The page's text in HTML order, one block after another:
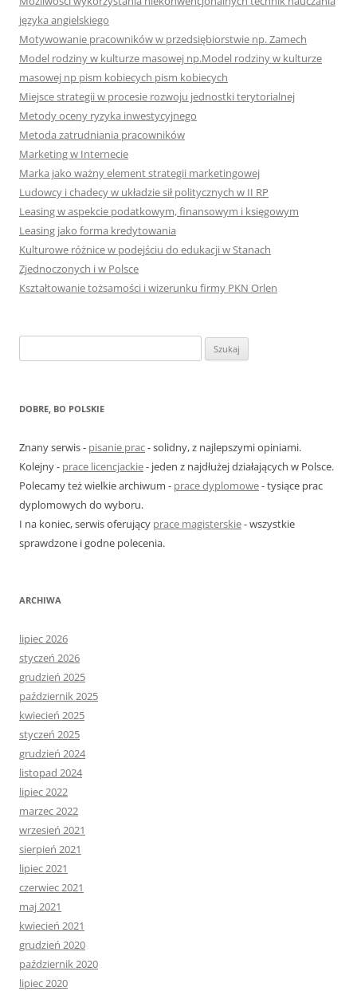
języka angielskiego
Motywowanie pracowników w przedsiębiorstwie np. Zamech
Model rodziny w kulturze masowej np.Model rodziny w kulturze
masowej np pism kobiecych pism kobiecych
Miejsce strategii w procesie rozwoju jednostki terytorialnej
Metody oceny ryzyka inwestycyjnego
Metoda zatrudniania pracowników
Marketing w Internecie
Marka jako ważny element strategii marketingowej
Ludowcy i chadecy w układzie sił politycznych w II RP
Leasing w aspekcie podatkowym, finansowym i księgowym
Leasing jako forma kredytowania
Kulturowe różnice w podejściu do edukacji w Stanach
Zjednoczonych i w Polsce
Kształtowanie tożsamości i wizerunku firmy PKN Orlen
z
DOBRE, BO POLSKIE
Znany serwis - pisanie prac- solidny, z najlepszymi opiniami.
Kolejny - prace licencjackie- jeden z najdłużej działających w Polsce.
Polecamy też wielkie archiwum - prace dyplomowe- tysiące prac
dyplomowych do wyboru.
I na koniec, serwis oferujący prace magisterskie- wszystkie
sprawdzone i godne polecenia.
ARCHIWA
lipiec 2026
styczeń 2026
grudzień 2025
październik 2025
kwiecień 2025
styczeń 2025
grudzień 2024
listopad 2024
lipiec 2022
marzec 2022
wrzesień 2021
sierpień 2021
lipiec 2021
czerwiec 2021
maj 2021
kwiecień 2021
grudzień 2020
październik 2020
lipiec 2020